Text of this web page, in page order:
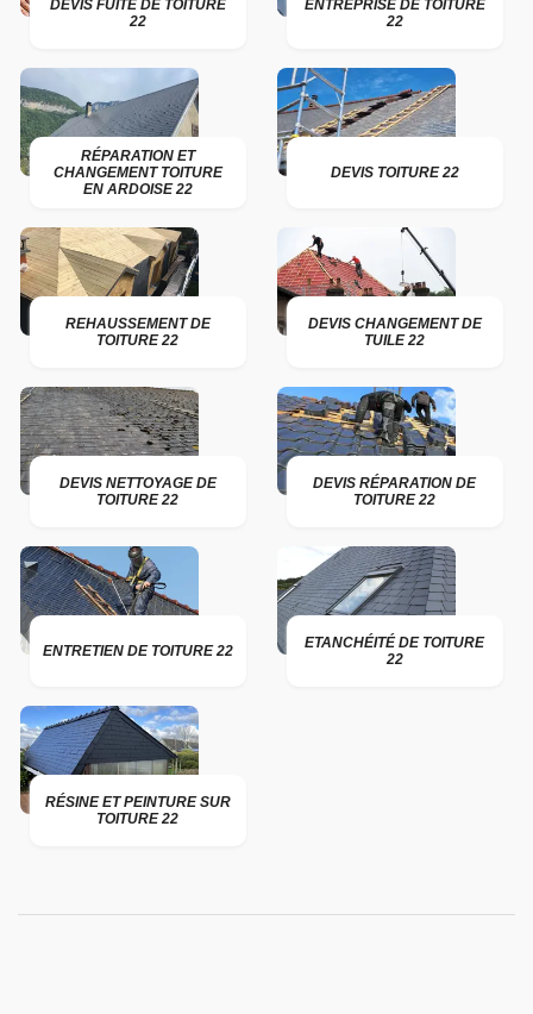
DEVIS FUITE DE TOITURE
22
ENTREPRISE DE TOITURE
22
RÉPARATION ET
CHANGEMENT TOITURE
EN ARDOISE 22
DEVIS TOITURE 22
REHAUSSEMENT DE
TOITURE 22
DEVIS CHANGEMENT DE
TUILE 22
DEVIS NETTOYAGE DE
TOITURE 22
DEVIS RÉPARATION DE
TOITURE 22
ENTRETIEN DE TOITURE 22
ETANCHÉITÉ DE TOITURE
22
RÉSINE ET PEINTURE SUR
TOITURE 22